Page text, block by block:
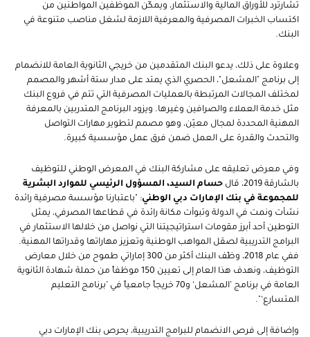
تشارترد للأوراق المالية والاستثمار، ويمكّن الموظفين المواطنين من
اكتساب الخبرات المصرفية والمعرفية اللازمة لشغل مناصب متنوعة في
البنك.
وعلاوة على ذلك، يدعو البنك المتقدمين من خريجي الثانوية العامة للانضمام
إلى برنامج "المشعل"، الحصري الذي يمتد على مدار ستة أشهر والمصمم
لمختلف المجالات المرتبطة بالعمليات المصرفية التي تتم في فروع البنك
مثل خدمة العملاء والصرافين وغيرها. ويزود البرنامج المتدربين بالمعرفة
المهنية المحددة لمجال معيّن، وهو مصمم لتطوير مهارات التواصل
والتحدث والقدرة على العمل ضمن فرق عمل مؤسسية كبيرة.
وفي معرض تعليقه على مشاركة البنك في المعرض الوطني للتوظيف
بالشارقة 2019، قال
حسام السيد، المسؤول الرئيسي للموارد البشرية
للمجموعة في بنك الإمارات دبي الوطني: "باعتبارنا مؤسسة مصرفية رائدة
نشأت ونمت في الدولة وتبوأت مكانة رائدة في قطاعها المصرفي، يمثل
التوطين أحد أبرز مقومات استراتيجيتنا التي نواصل من خلالها الاستثمار في
البرامج التدريبية لصقل المواهب الوطنية وتعزيز مهاراتها وقدراتها المهنية.
ففي عام 2018، وظّف البنك أكثر من 300 إماراتي طموح من خلال معارض
التوظيف، ونهدف هذا العام إلى تعيين 150 موظفاً من حملة شهادة الثانوية
العامة في برنامج ’المشعل‘ و70 خريجاً جامعياً في ’برنامج التعليم
المتسارع‘".
وإضافة إلى فرص الانضمام للبرامج التدريبية، يحرص بنك الإمارات دبي